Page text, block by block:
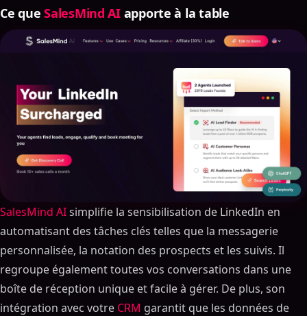
Ce queSalesMind AIapporte à la table
SalesMind AIsimplifie la sensibilisation de LinkedIn en
automatisant des tâches clés telles que la messagerie
personnalisée, la notation des prospects et les suivis. Il
regroupe également toutes vos conversations dans une
boîte de réception unique et facile à gérer. De plus, son
intégration avec votre CRM garantit que les données de